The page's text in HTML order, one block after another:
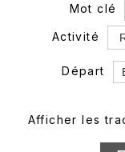
Mot clé
Activité
Départ
Département
Afficher les